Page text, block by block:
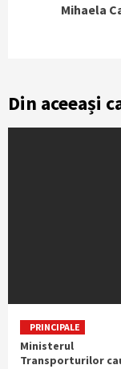
Mihaela
Din aceeași
PRINCIPALE
Ministerul
Transporturilor